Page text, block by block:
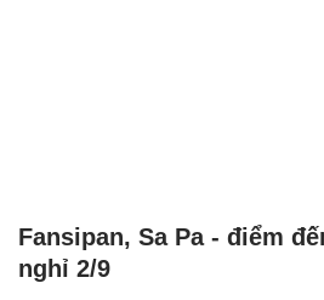
Fansipan, Sa Pa - điểm
nghỉ 2/9